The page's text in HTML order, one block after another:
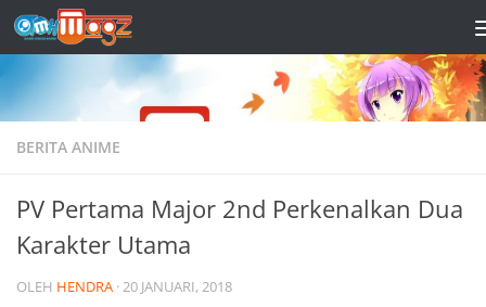
Skip to content
BERITA ANIME
PV Pertama Major 2nd Perkenalkan Dua
Karakter Utama
OLEH HENDRA ·20 JANUARI, 2018